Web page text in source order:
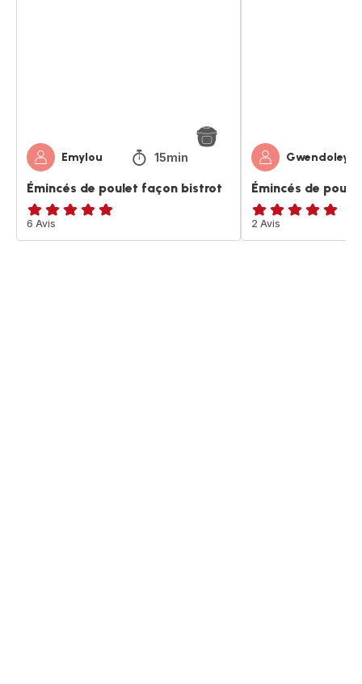
Emylou 15min
Émincés de poulet façon bistrot
Avis
5
6 Avis
Émincés de
Avis
5
2 Avis